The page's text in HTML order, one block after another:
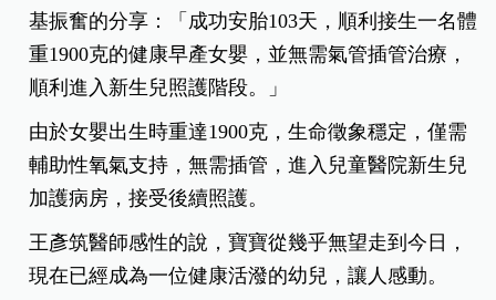
基振奮的分享：「成功安胎103天，順利接生一名體
重1900克的健康早產女嬰，並無需氣管插管治療，
順利進入新生兒照護階段。」
由於女嬰出生時重達1900克，生命徵象穩定，僅需
輔助性氧氣支持，無需插管，進入兒童醫院新生兒
加護病房，接受後續照護。
王彥筑醫師感性的說，寶寶從幾乎無望走到今日，
現在已經成為一位健康活潑的幼兒，讓人感動。